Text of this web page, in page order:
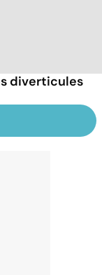
diverticules